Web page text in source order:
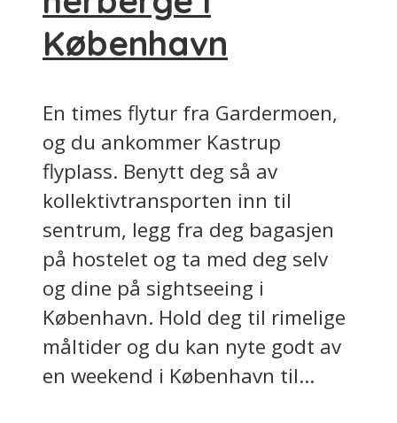
København
En times flytur fra Gardermoen,
og du ankommer Kastrup
flyplass. Benytt deg så av
kollektivtransporten inn til
sentrum, legg fra deg bagasjen
på hostelet og ta med deg selv
og dine på sightseeing i
København. Hold deg til rimelige
måltider og du kan nyte godt av
en weekend i København til...